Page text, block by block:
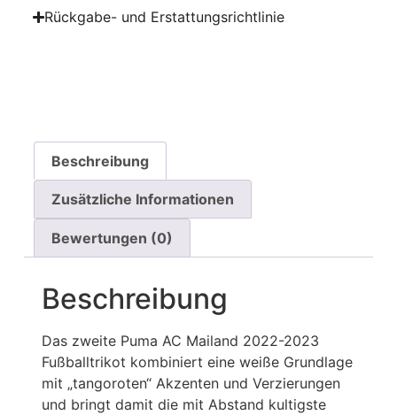
Rückgabe- und Erstattungsrichtlinie
Beschreibung
Zusätzliche Informationen
Bewertungen (0)
Beschreibung
Das zweite Puma AC Mailand 2022-2023
Fußballtrikot kombiniert eine weiße Grundlage
mit „tangoroten“ Akzenten und Verzierungen
und bringt damit die mit Abstand kultigste